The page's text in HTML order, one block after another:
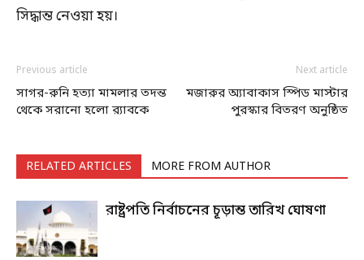
সিদ্ধান্ত নেওয়া হয়।
Previous article
সাগর-রুনি হত্যা মামলার তদন্ত
থেকে সরানো হলো র‌্যাবকে
Next article
মজারুর অ্যাবাকাস স্পিড মাস্টার
পুরস্কার বিতরণ অনুষ্ঠিত
RELATED ARTICLES MORE FROM AUTHOR
রাষ্ট্রপতি নির্বাচনের চূড়ান্ত তারিখ ঘোষণা